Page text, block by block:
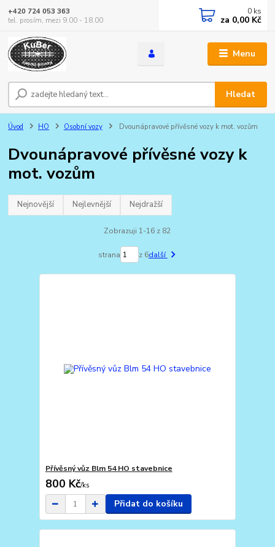
Menu
Hledat
+420 724 053 363
tel. prosím, mezi 9.00 - 18.00
0 ks
za 0,00 Kč
Úvod HO Osobní vozy Dvounápravové přívěsné vozy k mot. vozům
Dvounápravové přívěsné vozy k
mot. vozům
Nejnovější Nejlevnější Nejdražší
Zobrazuji 1-16 z 82
strana z 6další
Přívěsný vůz Blm 54 HO stavebnice
800 Kč/ks
Přidat do košíku